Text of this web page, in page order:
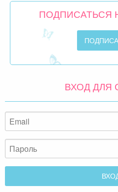
ПОДПИСАТЬСЯ
ВХОД ДЛЯ